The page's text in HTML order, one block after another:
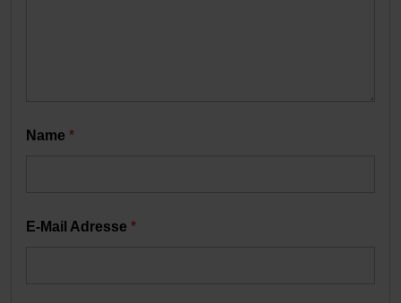
Name *
E-Mail Adresse *